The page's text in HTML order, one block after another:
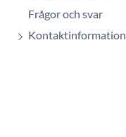
Frågor och svar
Kontaktinformation